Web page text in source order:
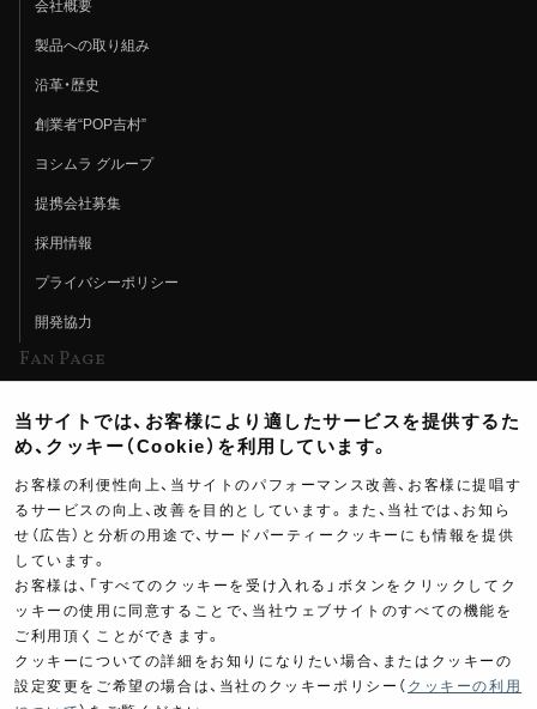
会社概要
製品への取り組み
沿革・歴史
創業者“POP吉村”
ヨシムラ グループ
提携会社募集
採用情報
プライバシーポリシー
開発協力
Fan Page
ヨシムラTV
イベント情報
イベントスケジュール
ツーリングブレイクタイム
製品ポスター
当サイトでは、お客様により適したサービスを提供するた
め、クッキー（Cookie）を利用しています。
お客様の利便性向上、当サイトのパフォーマンス改善、お客様に提唱す
るサービスの向上、改善を目的としています。また、当社では、お知ら
せ（広告）と分析の用途で、サードパーティークッキーにも情報を提供
しています。
お客様は、「すべてのクッキーを受け入れる」ボタンをクリックしてク
ッキーの使用に同意することで、当社ウェブサイトのすべての機能を
ご利用頂くことができます。
クッキーについての詳細をお知りになりたい場合、またはクッキーの
設定変更をご希望の場合は、当社のクッキーポリシー（ クッキーの利用